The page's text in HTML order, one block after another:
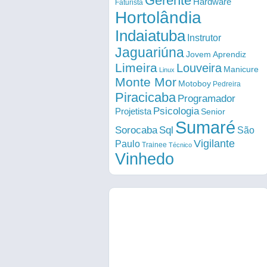
Faturista
Hortolândia
Indaiatuba Instrutor
Jaguariúna Jovem Aprendiz
Limeira Linux Louveira Manicure
Monte Mor Motoboy Pedreira
Piracicaba Programador
Projetista PsicologiaSenior
Sorocaba Sql Sumaré São
Paulo Trainee Técnico Vigilante
Vinhedo